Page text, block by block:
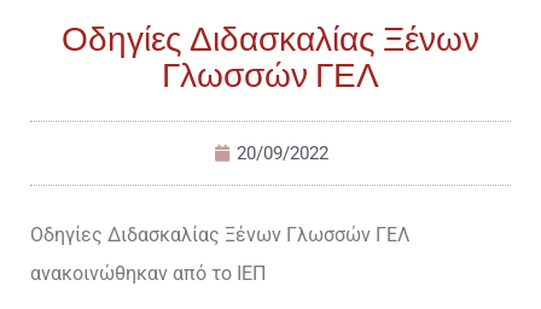
Οδηγίες Διδασκαλίας Ξένων
Γλωσσών ΓΕΛ
20/09/2022
Οδηγίες Διδασκαλίας Ξένων Γλωσσών ΓΕΛ
ανακοινώθηκαν από το ΙΕΠ